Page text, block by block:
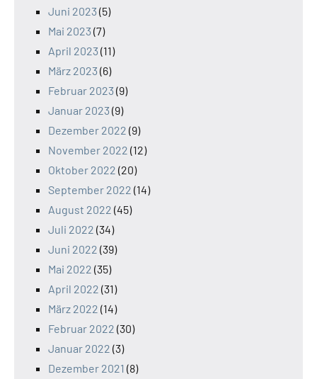
Juni 2023(5)
Mai 2023(7)
April 2023(11)
März 2023(6)
Februar 2023(9)
Januar 2023(9)
Dezember 2022 (9)
November 2022 (12)
Oktober 2022 (20)
September 2022 (14)
August 2022 (45)
Juli 2022 (34)
Juni 2022 (39)
Mai 2022 (35)
April 2022 (31)
März 2022 (14)
Februar 2022 (30)
Januar 2022 (3)
Dezember 2021 (8)